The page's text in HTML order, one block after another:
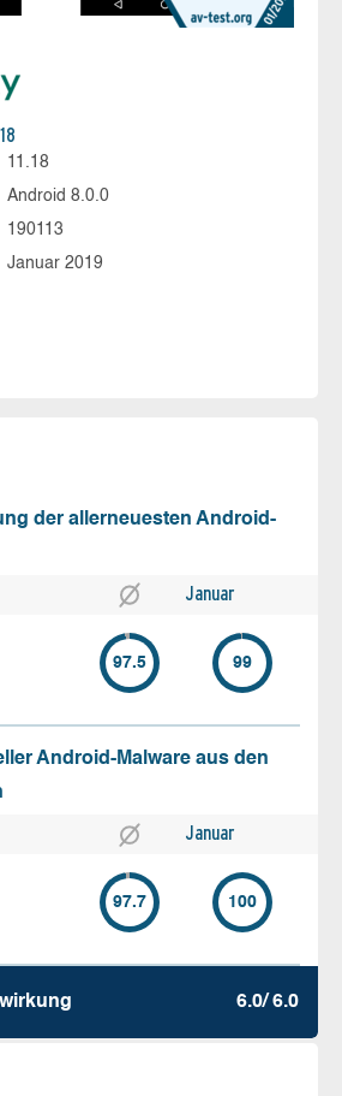
11.18
Android 8.0.0
190113
Januar 2019
der allerneuesten Android-
Januar
97.5 99
Android-Malware aus den
Januar
97.7 100
6.0/ 6.0